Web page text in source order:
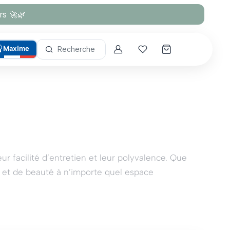
🚀🌿
Maxime Recherche AccountMes coups de cœur
facilité d’entretien et leur polyvalence. Que
de beauté à n’importe quel espace